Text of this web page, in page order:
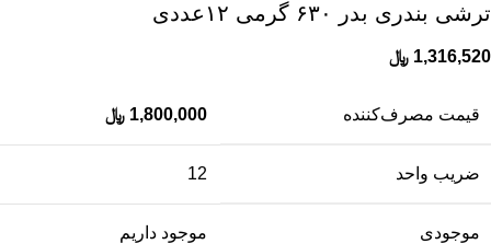
ترشی بندری بدر ۶۳۰ گرمی ۱۲عددی
1,316,520 ﷼
قیمت مصرف‌کننده 1,800,000 ﷼
ضریب واحد 12
موجودی موجود داریم